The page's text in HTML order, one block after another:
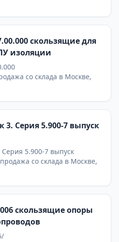
скользящие для
изоляции
со склада в Москве,
3. Серия 5.900-7 выпуск
5.900-7 выпуск
со склада в Москве,
скользящие опоры